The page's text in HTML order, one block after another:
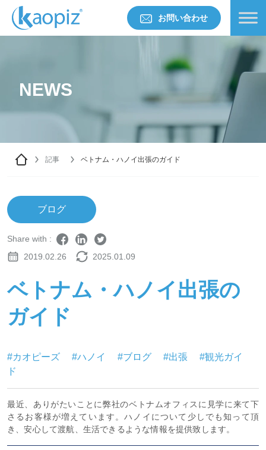
お問い合わせ
NEWS
記事 ベトナム・ハノイ出張のガイド
ブログ
Share with :
2019.02.26
2025.01.09
ベトナム・ハノイ出張の
ガイド
#カオピーズ #ハノイ #ブログ #出張
#観光ガイ
ド
最近、ありがたいことに弊社のベトナムオフィスに見学に来て下
さるお客様が増えています。ハノイについて少しでも知って頂
き、安心して渡航、生活できるような情報を提供致します。